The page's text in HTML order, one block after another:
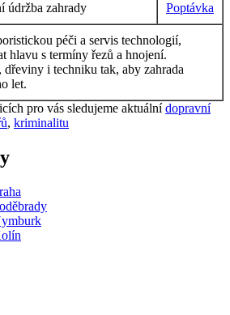
údržba zahrady Poptávka
péči a servis technologií,
hlavu s termíny řezů a hnojení.
dřeviny i techniku tak, aby zahrada
let.
pro vás sledujeme aktuální dopravní
, kriminalitu